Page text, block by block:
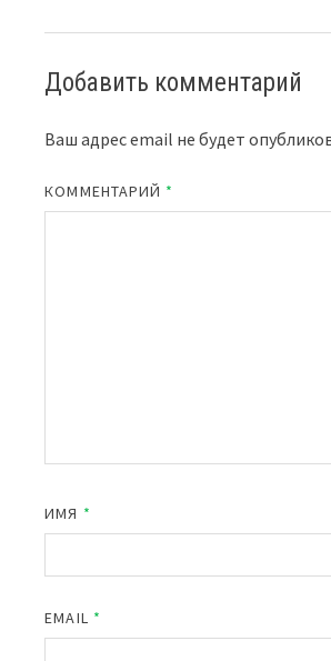
Добавить комментарий
Ваш адрес email не будет
КОММЕНТАРИЙ *
ИМЯ *
EMAIL *